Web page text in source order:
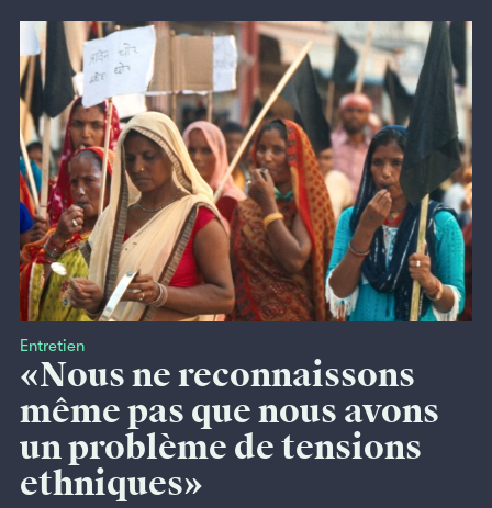
Entretien
«Nous ne reconnaissons
même pas que nous avons
un problème de tensions
ethniques»